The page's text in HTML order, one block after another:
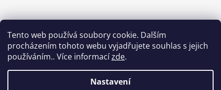
Tento web používá soubory cookie. Dalším
procházením tohoto webu vyjadřujete souhlas s jejich
používáním.. Více informacízde.
Nastavení